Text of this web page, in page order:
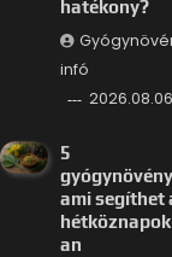
hatékony?
infó
5
ami segíthet
an